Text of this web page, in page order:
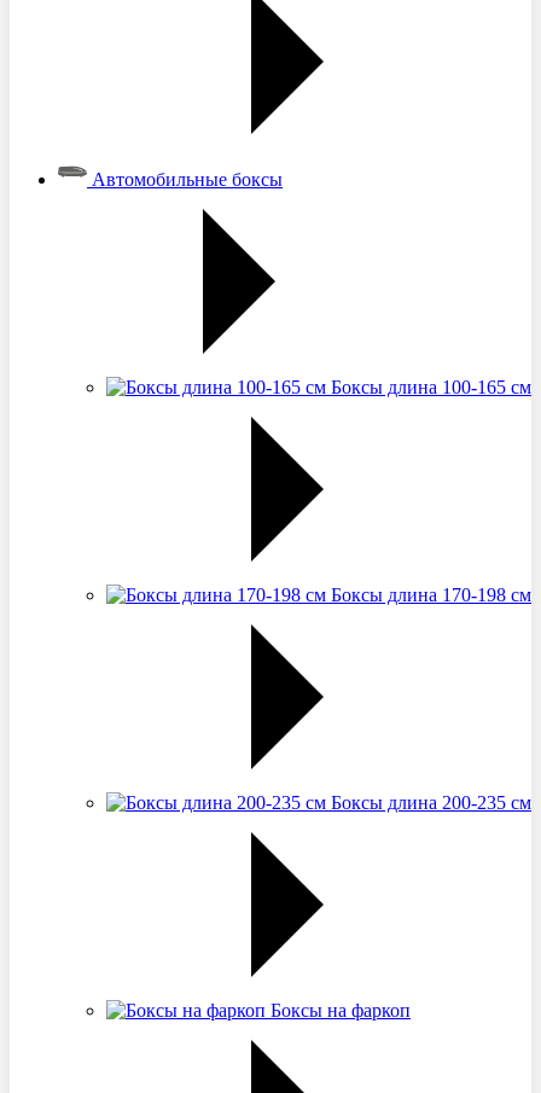
Автомобильные боксы
Боксы длина 100-165 см
Боксы длина 170-198 см
Боксы длина 200-235 см
Боксы на фаркоп